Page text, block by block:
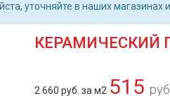
уточняйте в наших магазинах
КЕРАМИЧЕСКИЙ
2 660 руб. за м2 515 руб.